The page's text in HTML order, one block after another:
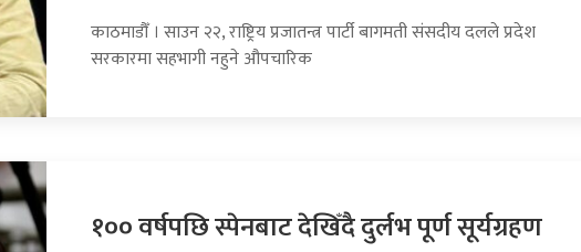
काठमाडौँ । साउन २२, राष्ट्रिय प्रजातन्त्र पार्टी बागमती संसदीय दलले प्रदेश
सरकारमा सहभागी नहुने औपचारिक
१०० वर्षपछि स्पेनबाट देखिँदै दुर्लभ पूर्ण सूर्यग्रहण